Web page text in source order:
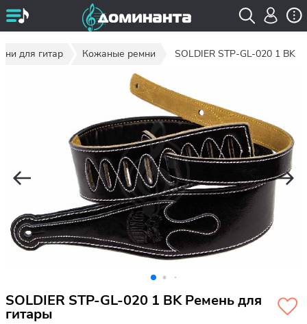
для гитар Кожаные ремни SOLDIER STP-GL-020 1 BK
SOLDIER STP-GL-020 1 BK Ремень для
гитары